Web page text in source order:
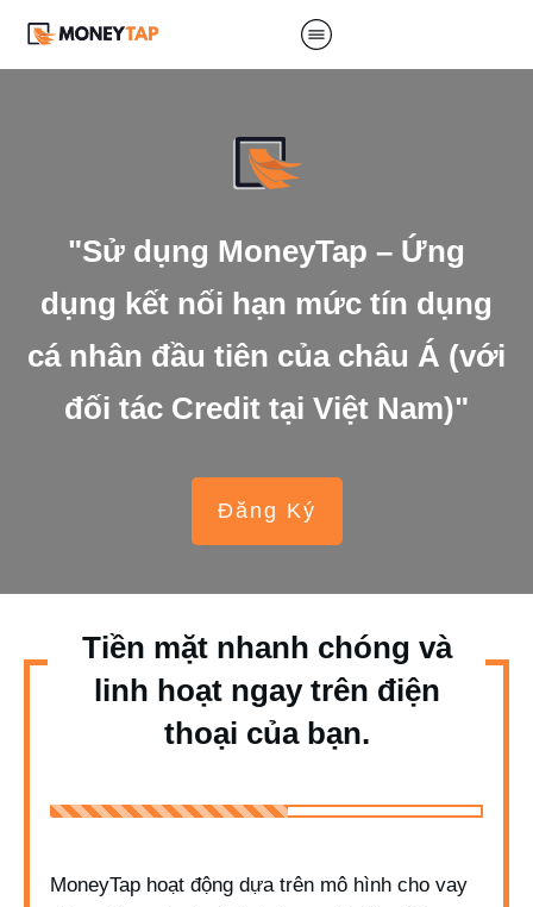
"Sử dụng MoneyTap – Ứng
dụng kết nối hạn mức tín dụng
cá nhân đầu tiên của châu Á (với
đối tác Credit tại Việt Nam)"
Đăng Ký
Tiền mặt nhanh chóng và
linh hoạt ngay trên điện
thoại của bạn.
MoneyTap hoạt động dựa trên mô hình cho vay